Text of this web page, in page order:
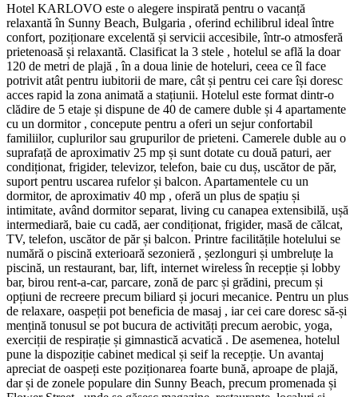
Hotel KARLOVO este o alegere inspirată pentru o vacanță
relaxantă în Sunny Beach, Bulgaria , oferind echilibrul ideal între
confort, poziționare excelentă și servicii accesibile, într-o atmosferă
prietenoasă și relaxantă. Clasificat la 3 stele , hotelul se află la doar
120 de metri de plajă , în a doua linie de hoteluri, ceea ce îl face
potrivit atât pentru iubitorii de mare, cât și pentru cei care își doresc
acces rapid la zona animată a stațiunii. Hotelul este format dintr-o
clădire de 5 etaje și dispune de 40 de camere duble și 4 apartamente
cu un dormitor , concepute pentru a oferi un sejur confortabil
familiilor, cuplurilor sau grupurilor de prieteni. Camerele duble au o
suprafață de aproximativ 25 mp și sunt dotate cu două paturi, aer
condiționat, frigider, televizor, telefon, baie cu duș, uscător de păr,
suport pentru uscarea rufelor și balcon. Apartamentele cu un
dormitor, de aproximativ 40 mp , oferă un plus de spațiu și
intimitate, având dormitor separat, living cu canapea extensibilă, ușă
intermediară, baie cu cadă, aer condiționat, frigider, masă de călcat,
TV, telefon, uscător de păr și balcon. Printre facilitățile hotelului se
numără o piscină exterioară sezonieră , șezlonguri și umbreluțe la
piscină, un restaurant, bar, lift, internet wireless în recepție și lobby
bar, birou rent-a-car, parcare, zonă de parc și grădini, precum și
opțiuni de recreere precum biliard și jocuri mecanice. Pentru un plus
de relaxare, oaspeții pot beneficia de masaj , iar cei care doresc să-și
mențină tonusul se pot bucura de activități precum aerobic, yoga,
exerciții de respirație și gimnastică acvatică . De asemenea, hotelul
pune la dispoziție cabinet medical și seif la recepție. Un avantaj
apreciat de oaspeți este poziționarea foarte bună, aproape de plajă,
dar și de zonele populare din Sunny Beach, precum promenada și